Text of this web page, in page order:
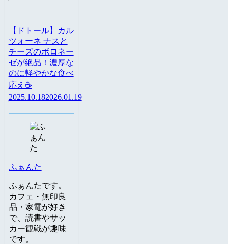
【ドトール】カル
ツォーネ ナスと
チーズのボロネー
ゼが絶品！濃厚な
のに軽やかな食べ
応え☕️
2025.10.182026.01.19
ふぁんた
ふぁんたです。
カフェ・無印良
品・家電が好き
で、読書やサッ
カー観戦が趣味
です。